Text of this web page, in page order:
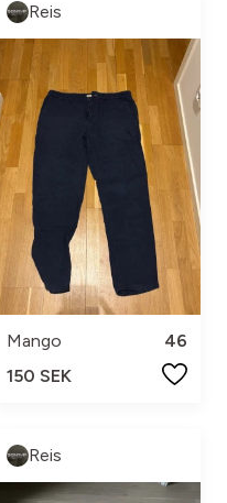
Reis
Mango
46
150 SEK
Reis